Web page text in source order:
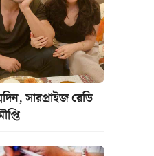
সারপ্রাইজ রেডি